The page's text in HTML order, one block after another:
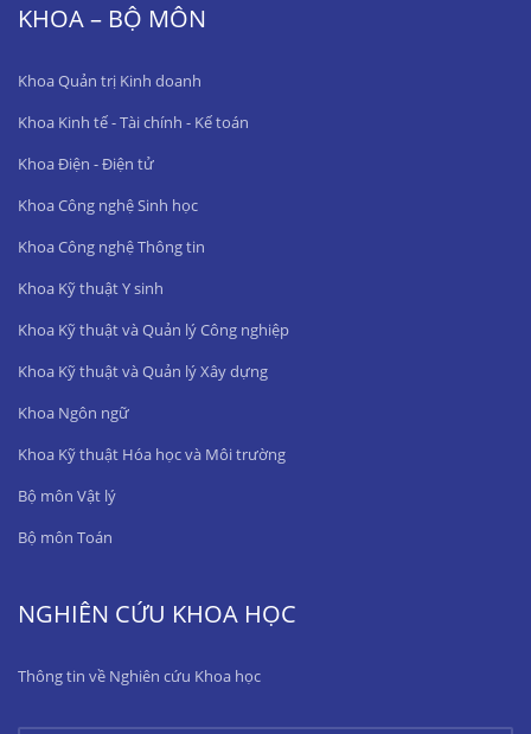
KHOA – BỘ MÔN
Khoa Quản trị Kinh doanh
Khoa Kinh tế - Tài chính - Kế toán
Khoa Điện - Điện tử
Khoa Công nghệ Sinh học
Khoa Công nghệ Thông tin
Khoa Kỹ thuật Y sinh
Khoa Kỹ thuật và Quản lý Công nghiệp
Khoa Kỹ thuật và Quản lý Xây dựng
Khoa Ngôn ngữ
Khoa Kỹ thuật Hóa học và Môi trường
Bộ môn Vật lý
Bộ môn Toán
NGHIÊN CỨU KHOA HỌC
Thông tin về Nghiên cứu Khoa học